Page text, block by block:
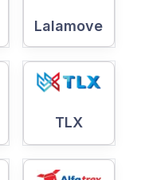
Lalamove
TLX